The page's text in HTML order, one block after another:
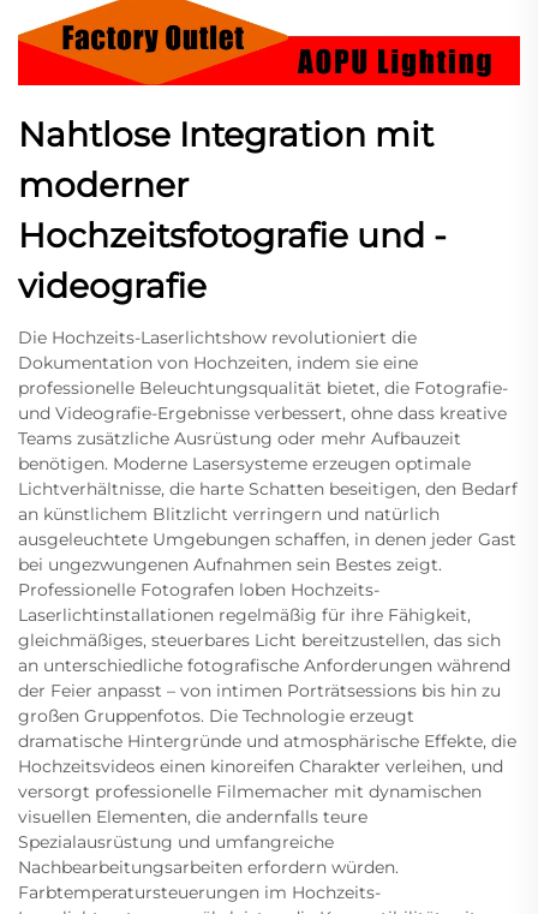
Nahtlose Integration mit
moderner
Hochzeitsfotografie und -
videografie
Die Hochzeits-Laserlichtshow revolutioniert die
Dokumentation von Hochzeiten, indem sie eine
professionelle Beleuchtungsqualität bietet, die Fotografie-
und Videografie-Ergebnisse verbessert, ohne dass kreative
Teams zusätzliche Ausrüstung oder mehr Aufbauzeit
benötigen. Moderne Lasersysteme erzeugen optimale
Lichtverhältnisse, die harte Schatten beseitigen, den Bedarf
an künstlichem Blitzlicht verringern und natürlich
ausgeleuchtete Umgebungen schaffen, in denen jeder Gast
bei ungezwungenen Aufnahmen sein Bestes zeigt.
Professionelle Fotografen loben Hochzeits-
Laserlichtinstallationen regelmäßig für ihre Fähigkeit,
gleichmäßiges, steuerbares Licht bereitzustellen, das sich
an unterschiedliche fotografische Anforderungen während
der Feier anpasst – von intimen Porträtsessions bis hin zu
großen Gruppenfotos. Die Technologie erzeugt
dramatische Hintergründe und atmosphärische Effekte, die
Hochzeitsvideos einen kinoreifen Charakter verleihen, und
versorgt professionelle Filmemacher mit dynamischen
visuellen Elementen, die andernfalls teure
Spezialausrüstung und umfangreiche
Nachbearbeitungsarbeiten erfordern würden.
Farbtemperatursteuerungen im Hochzeits-